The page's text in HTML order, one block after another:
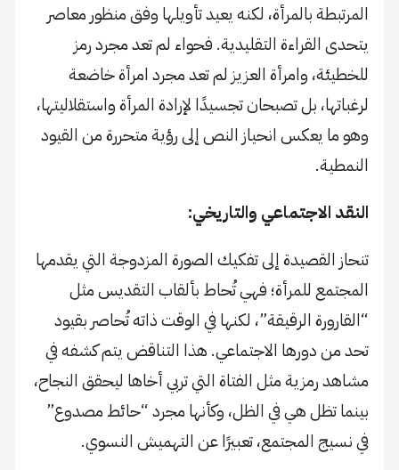
المرتبطة بالمرأة، لكنه يعيد تأويلها وفق منظور معاصر
يتحدى القراءة التقليدية. فحواء لم تعد مجرد رمز
للخطيئة، وامرأة العزيز لم تعد مجرد امرأة خاضعة
لرغباتها، بل تصبحان تجسيدًا لإرادة المرأة واستقلاليتها،
وهو ما يعكس انحياز النص إلى رؤية متحررة من القيود
النمطية.
النقد الاجتماعي والتاريخي:
تنحاز القصيدة إلى تفكيك الصورة المزدوجة التي يقدمها
المجتمع للمرأة؛ فهي تُحاط بألقاب التقديس مثل
“القارورة الرقيقة”، لكنها في الوقت ذاته تُحاصر بقيود
تحد من دورها الاجتماعي. هذا التناقض يتم كشفه في
مشاهد رمزية مثل الفتاة التي تربي أخاها ليحقق النجاح،
بينما تظل هي في الظل، وكأنها مجرد “حائط مصدوع”
في نسيج المجتمع، تعبيرًا عن التهميش النسوي.